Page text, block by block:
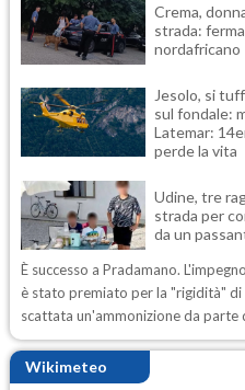
Crema,
strada:
nordafricano
Jesolo, si
sul fondale:
Latemar:
perde la vita
Udine, tre
strada per
da un
È successo a Pradamano.
è stato premiato per la "rigidità"
scattata un'ammonizione da parte
Wikimeteo